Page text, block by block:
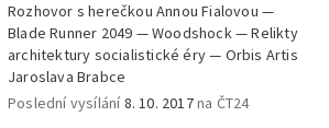
Rozhovor s herečkou Annou Fialovou —
Blade Runner 2049 — Woodshock — Relikty
architektury socialistické éry — Orbis Artis
Jaroslava Brabce
Poslední vysílání8. 10. 2017na ČT24